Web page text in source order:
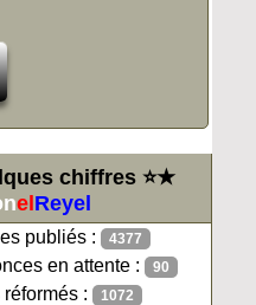
chiffres ⭐★
el Reyel
publiés : 4377
en attente : 90
réformés : 1072